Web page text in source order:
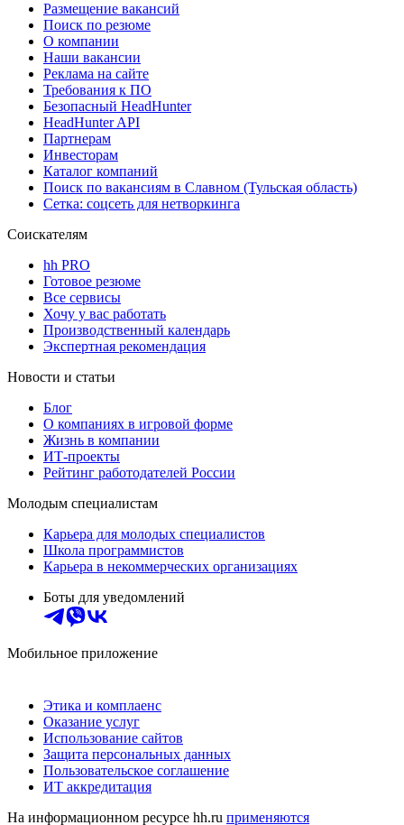
Размещение вакансий
Поиск по резюме
О компании
Наши вакансии
Реклама на сайте
Требования к ПО
Безопасный HeadHunter
HeadHunter API
Партнерам
Инвесторам
Каталог компаний
Поиск по вакансиям в Славном (Тульская область)
Сетка: соцсеть для нетворкинга
Соискателям
hh PRO
Готовое резюме
Все сервисы
Хочу у вас работать
Производственный календарь
Экспертная рекомендация
Новости и статьи
Блог
О компаниях в игровой форме
Жизнь в компании
ИТ-проекты
Рейтинг работодателей России
Молодым специалистам
Карьера для молодых специалистов
Школа программистов
Карьера в некоммерческих организациях
Боты для уведомлений
Мобильное приложение
Этика и комплаенс
Оказание услуг
Использование сайтов
Защита персональных данных
Пользовательское соглашение
ИТ аккредитация
На информационном ресурсе hh.ru применяются